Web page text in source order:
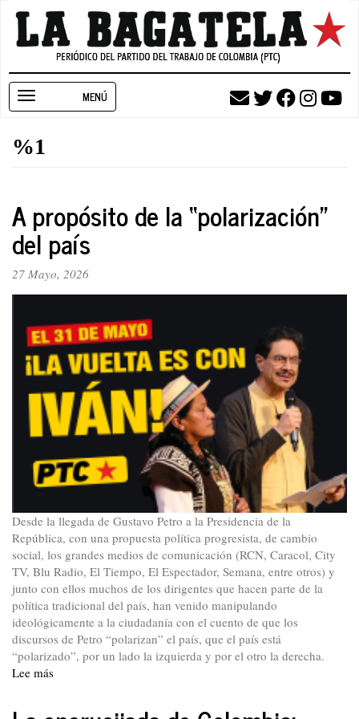
Pasar
contenido
navigation
%1
A propósito de la “polarización”
del país
27 Mayo, 2026
Desde la llegada de Gustavo Petro a la Presidencia de la
República, con una propuesta política progresista, de cambio
social, los grandes medios de comunicación (RCN, Caracol, City
TV, Blu Radio, El Tiempo, El Espectador, Semana, entre otros) y
junto con ellos muchos de los dirigentes que hacen parte de la
política tradicional del país, han venido manipulando
ideológicamente a la ciudadanía con el cuento de que los
discursos de Petro “polarizan” el país, que el país está
“polarizado”, por un lado la izquierda y por el otro la derecha.
Lee más